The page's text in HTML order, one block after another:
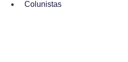
Colunistas